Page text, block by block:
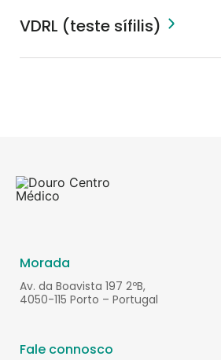
VDRL (teste sífilis)
Morada
Av. da Boavista 197 2ºB,
4050-115 Porto – Portugal
Fale connosco